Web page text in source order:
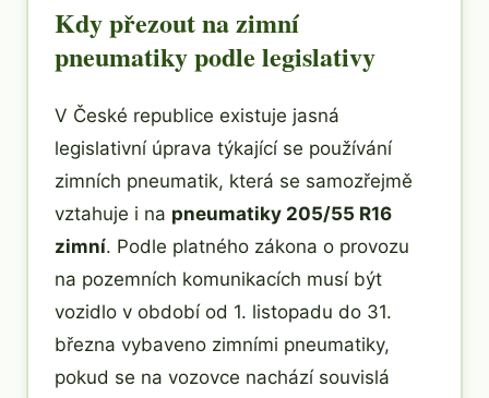
Kdy přezout na zimní
pneumatiky podle legislativy
V České republice existuje jasná
legislativní úprava týkající se používání
zimních pneumatik, která se samozřejmě
vztahuje i na pneumatiky 205/55 R16
zimní. Podle platného zákona o provozu
na pozemních komunikacích musí být
vozidlo v období od 1. listopadu do 31.
března vybaveno zimními pneumatiky,
pokud se na vozovce nachází souvislá